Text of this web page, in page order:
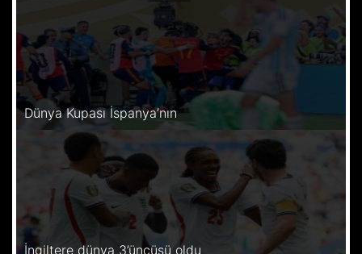
Dünya Kupası İspanya’nın
İngiltere dünya 3’üncüsü oldu